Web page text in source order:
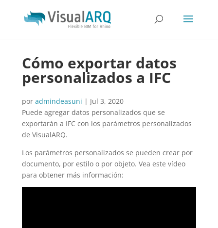
Cómo exportar datos
personalizados a IFC
por admindeasuni | Jul 3, 2020
Puede agregar datos personalizados que se
exportarán a IFC con los parámetros personalizados
de VisualARQ.
Los parámetros personalizados se pueden crear por
documento, por estilo o por objeto. Vea este vídeo
para obtener más información: